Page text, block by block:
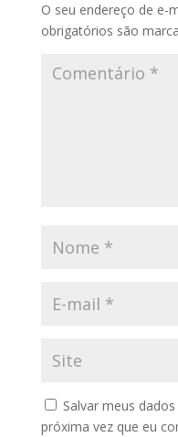
O seu endereço de e-
obrigatórios são
Salvar meus
próxima vez que eu